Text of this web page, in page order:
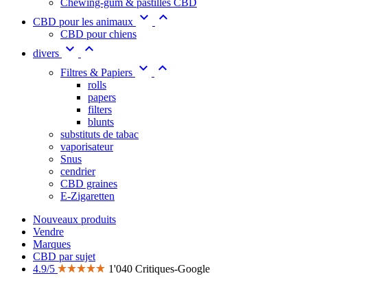
Chewing-gum & pastilles CBD
CBD pour les animaux  
CBD pour chiens
divers  
Filtres & Papiers  
rolls
papers
filters
blunts
substituts de tabac
vaporisateur
Snus
cendrier
CBD graines
E-Zigaretten
Nouveaux produits
Vendre
Marques
CBD par sujet
4.9/5
1'040 Critiques-Google